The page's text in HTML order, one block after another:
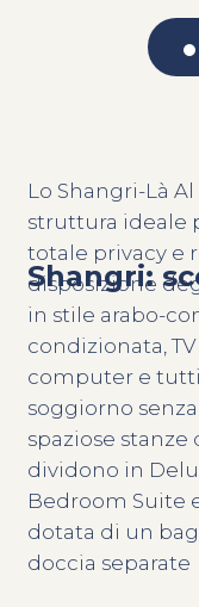
Shangri:
Lo Shangri-Là
struttura ideale
totale privacy e
disposizione
in stile arabo-
condizionata,
computer e
soggiorno
spaziose stanze
dividono in
Bedroom Suite
dotata di un
doccia separate